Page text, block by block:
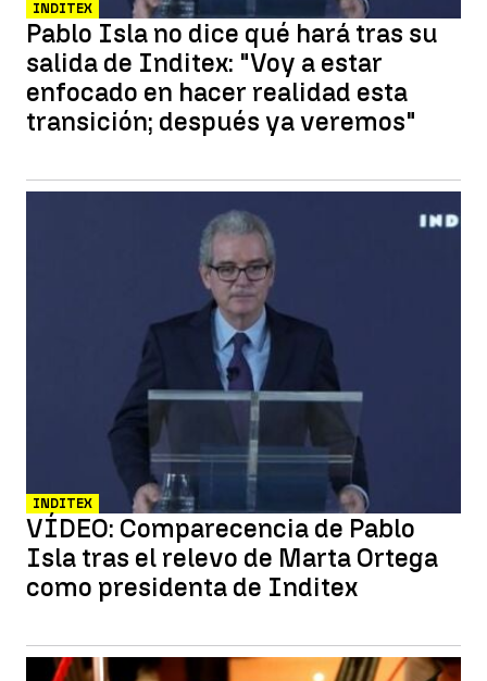
INDITEX
Pablo Isla no dice qué hará tras su
salida de Inditex: "Voy a estar
enfocado en hacer realidad esta
transición; después ya veremos"
INDITEX
VÍDEO: Comparecencia de Pablo
Isla tras el relevo de Marta Ortega
como presidenta de Inditex